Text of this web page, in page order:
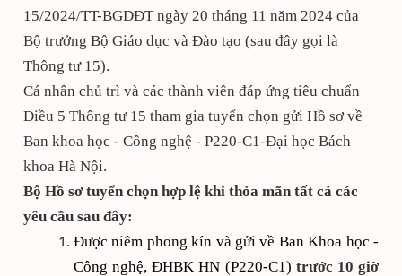
15/2024/TT-BGDĐT ngày 20 tháng 11 năm 2024 của
Bộ trưởng Bộ Giáo dục và Đào tạo (sau đây gọi là
Thông tư 15).
Cá nhân chủ trì và các thành viên đáp ứng tiêu chuẩn
Điều 5 Thông tư 15 tham gia tuyển chọn gửi Hồ sơvề
Ban khoa học - Công nghệ - P220-C1-Đại học Bách
khoa Hà Nội.
Bộ Hồ sơ tuyển chọn hợp lệ khi thỏa mãn tất cả các
yêu cầu sau đây:
Được niêm phong kín và gửi về Ban Khoa học -
Công nghệ, ĐHBK HN (P220-C1) trước 10 giờ